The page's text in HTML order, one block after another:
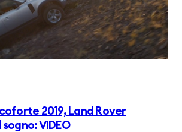
2019, Land Rover
VIDEO